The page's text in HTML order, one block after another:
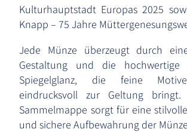
Kulturhauptstadt Europas 2025
Knapp – 75 Jahre
Jede Münze überzeugt durch
Gestaltung und die hochwertige
Spiegelglanz, die feine
eindrucksvoll zur Geltung bringt.
Sammelmappe sorgt für eine
und sichere Aufbewahrung der